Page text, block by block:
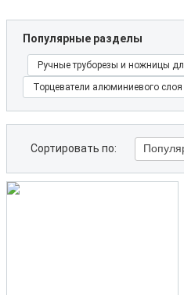
Популярные разделы
Ручные труборезы и ножницы
Торцеватели алюминиевого слоя
Сортировать по: